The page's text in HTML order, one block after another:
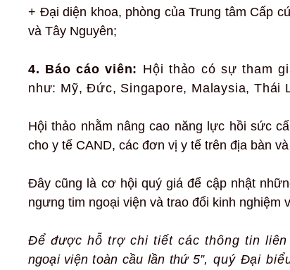
+ Đại diện khoa, phòng của Trung tâm Cấp
và Tây Nguyên;
4. Báo cáo viên: Hội thảo có sự tham
như: Mỹ,Đức, Singapore, Malaysia,Thái
Hội thảo nhằm nâng cao năng lực hồi sức
cho y tế CAND, các đơn vị y tế trên địa bàn
Đây cũng là cơ hội quý giá để cập nhật
ngưng tim ngoại viện và trao đổi kinh nghiệm
Để được hỗ trợ chi tiết các thông tin liên
ngoại viện toàn cầu lần thứ 5”, quý Đại